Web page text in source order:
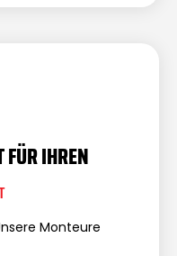
FÜR IHREN
Monteure